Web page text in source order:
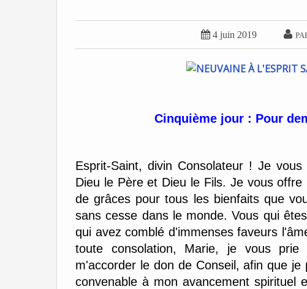
 4 juin 2019 
Cinquième jour : Pour
Esprit-Saint, divin Consolateur ! Je
Dieu le Père et Dieu le Fils. Je vous
de grâces pour tous les bienfaits que
sans cesse dans le monde. Vous qui
qui avez comblé d'immenses faveurs
toute consolation, Marie, je vous
m'accorder le don de Conseil, afin que
convenable à mon avancement spirituel